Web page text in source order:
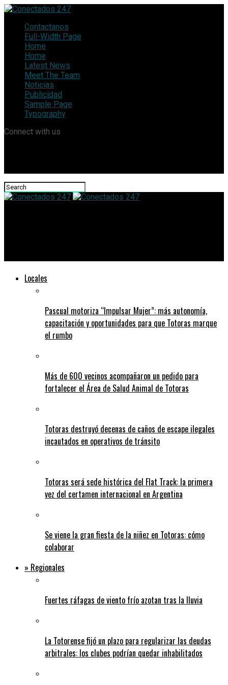
Contactanos
Full-Width Page
Home
Home
Latest News
Meet The Team
Noticias
Publicidad
Sample Page
Typography
Connect with us
Locales
Pascual motoriza “Impulsar Mujer”: más autonomía,
capacitación y oportunidades para que Totoras marque
el rumbo
Más de 600 vecinos acompañaron un pedido para
fortalecer el Área de Salud Animal de Totoras
Totoras destruyó decenas de caños de escape ilegales
incautados en operativos de tránsito
Totoras será sede histórica del Flat Track: la primera
vez del certamen internacional en Argentina
Se viene la gran fiesta de la niñez en Totoras: cómo
colaborar
» Regionales
Fuertes ráfagas de viento frío azotan tras la lluvia
La Totorense fijó un plazo para regularizar las deudas
arbitrales: los clubes podrían quedar inhabilitados